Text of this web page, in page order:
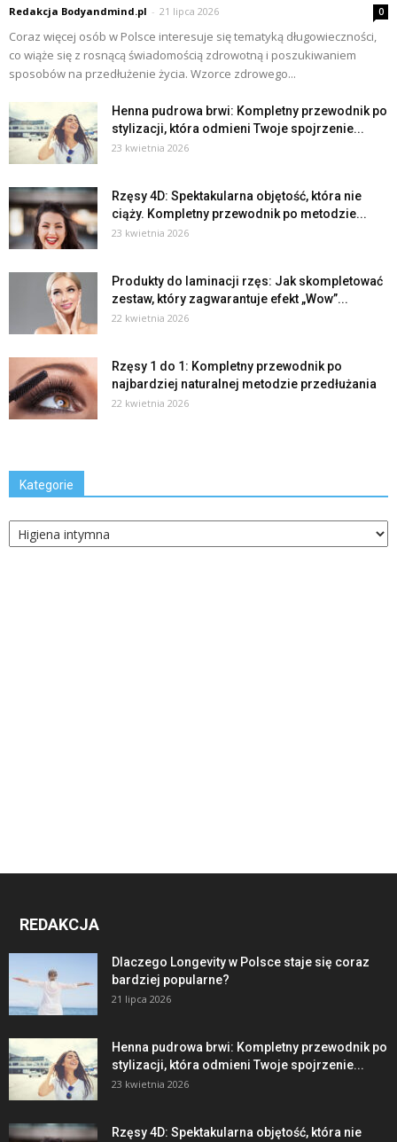
Redakcja Bodyandmind.pl - 21 lipca 2026 0
Coraz więcej osób w Polsce interesuje się tematyką długowieczności,
co wiąże się z rosnącą świadomością zdrowotną i poszukiwaniem
sposobów na przedłużenie życia. Wzorce zdrowego...
Henna pudrowa brwi: Kompletny przewodnik po
stylizacji, która odmieni Twoje spojrzenie...
23 kwietnia 2026
Rzęsy 4D: Spektakularna objętość, która nie
ciąży. Kompletny przewodnik po metodzie...
23 kwietnia 2026
Produkty do laminacji rzęs: Jak skompletować
zestaw, który zagwarantuje efekt „Wow”...
22 kwietnia 2026
Rzęsy 1 do 1: Kompletny przewodnik po
najbardziej naturalnej metodzie przedłużania
22 kwietnia 2026
Kategorie
Kategorie
REDAKCJA
Dlaczego Longevity w Polsce staje się coraz
bardziej popularne?
21 lipca 2026
Henna pudrowa brwi: Kompletny przewodnik po
stylizacji, która odmieni Twoje spojrzenie...
23 kwietnia 2026
Rzęsy 4D: Spektakularna objętość, która nie